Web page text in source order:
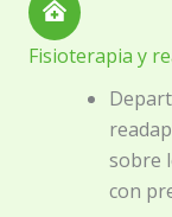
Fisioterapia y
sobre
con